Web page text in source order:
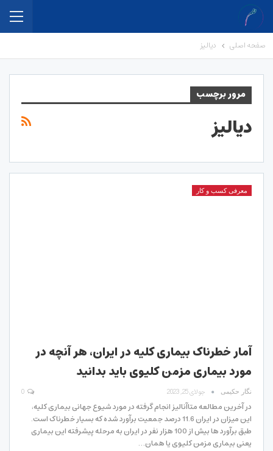
صفحه اصلی دیالیز
مرور برچسب
دیالیز
معرفی کسب و کار
آمار خطرناک بیماری کلیه در ایران، هر آنچه در
مورد بیماری مزمن کلیوی باید بدانید
نگار حکیمی جولای 25, 2023
در آخرین مطالعه متاآنالیز انجام گرفته در مورد شیوع جهانی بیماری کلیه،
این میزان در ایران 11.6 درصد جمعیت برآورد شده که بسیار خطرناک است.
طبق برآورد ها بیش از 100 هزار نفر در ایران به مرحله پیشرفته این بیماری
یعنی بیماری مزمن کلیوی یا همان…